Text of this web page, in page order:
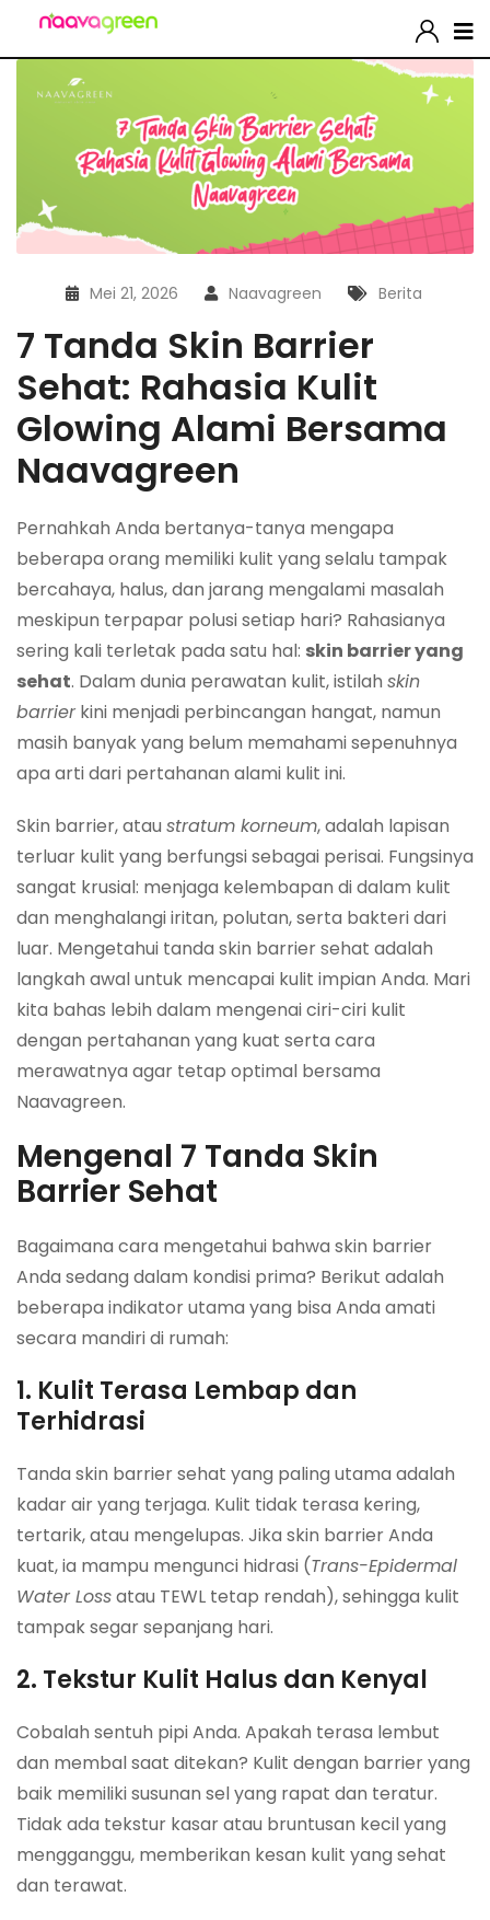
Mei 21, 2026 Naavagreen Berita
7 Tanda Skin Barrier
Sehat: Rahasia Kulit
Glowing Alami Bersama
Naavagreen
Pernahkah Anda bertanya-tanya mengapa
beberapa orang memiliki kulit yang selalu tampak
bercahaya, halus, dan jarang mengalami masalah
meskipun terpapar polusi setiap hari? Rahasianya
sering kali terletak pada satu hal: skin barrier yang
sehat. Dalam dunia perawatan kulit, istilah skin
barrierkini menjadi perbincangan hangat, namun
masih banyak yang belum memahami sepenuhnya
apa arti dari pertahanan alami kulit ini.
Skin barrier, atau stratum korneum, adalah lapisan
terluar kulit yang berfungsi sebagai perisai. Fungsinya
sangat krusial: menjaga kelembapan di dalam kulit
dan menghalangi iritan, polutan, serta bakteri dari
luar. Mengetahui tanda skin barrier sehat adalah
langkah awal untuk mencapai kulit impian Anda. Mari
kita bahas lebih dalam mengenai ciri-ciri kulit
dengan pertahanan yang kuat serta cara
merawatnya agar tetap optimal bersama
Naavagreen.
Mengenal 7 Tanda Skin
Barrier Sehat
Bagaimana cara mengetahui bahwa skin barrier
Anda sedang dalam kondisi prima? Berikut adalah
beberapa indikator utama yang bisa Anda amati
secara mandiri di rumah:
1. Kulit Terasa Lembap dan
Terhidrasi
Tanda skin barrier sehat yang paling utama adalah
kadar air yang terjaga. Kulit tidak terasa kering,
tertarik, atau mengelupas. Jika skin barrier Anda
kuat, ia mampu mengunci hidrasi (Trans-Epidermal
Water Lossatau TEWL tetap rendah), sehingga kulit
tampak segar sepanjang hari.
2. Tekstur Kulit Halus dan Kenyal
Cobalah sentuh pipi Anda. Apakah terasa lembut
dan membal saat ditekan? Kulit dengan barrier yang
baik memiliki susunan sel yang rapat dan teratur.
Tidak ada tekstur kasar atau bruntusan kecil yang
mengganggu, memberikan kesan kulit yang sehat
dan terawat.